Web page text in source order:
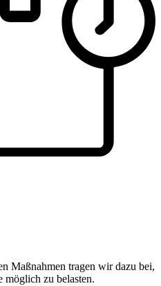
Maßnahmen tragen wir dazu bei,
zu belasten.